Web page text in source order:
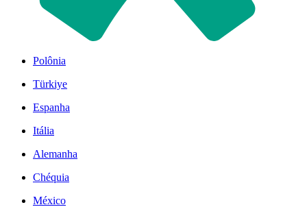
Polônia
Türkiye
Espanha
Itália
Alemanha
Chéquia
México